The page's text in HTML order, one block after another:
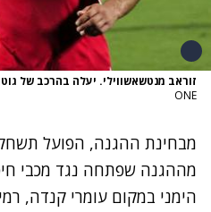
זוראב מנטשאשווילי. יעלה בהרכב של
ONE
מבחינת ההגנה, הפועל
מההגנה שפתחה נגד מכבי
הימני במקום עומרי קנדה,